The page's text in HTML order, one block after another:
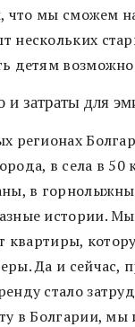
что мы сможем
нескольких
детям
затраты для
регионах
в села в
в
истории.
квартиры,
Да и сейчас,
стало
в Болгарии,